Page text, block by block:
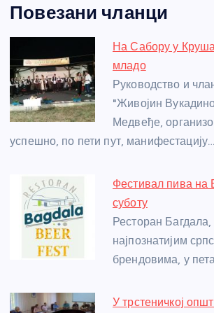
c
e
b
o
o
ss
e
n
g
er
itt
er
er at
s
p
p
a
e
e
Повезани чланци
На Сабору у
младо
Руководство и
"Живојин
Медвеђе,
успешно, по пети пут, манифестацију…
Фестивал пива на
суботу
Ресторан
најпознатијим
брендовима, у
У трстеничкој